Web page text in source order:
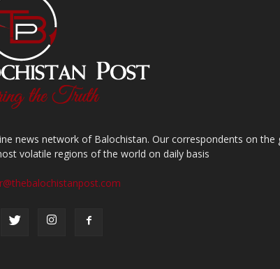
news network of Balochistan. Our correspondents on the
volatile regions of the world on daily basis.